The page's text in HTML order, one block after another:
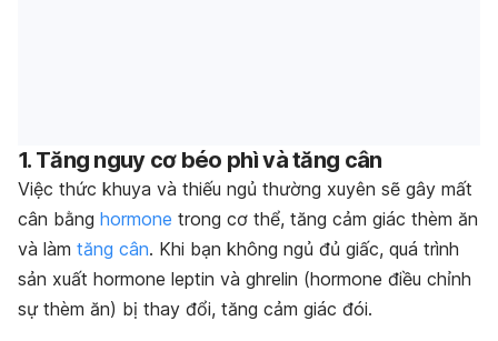
1. Tăng nguy cơ béo phì và tăng cân
Việc thức khuya và thiếu ngủ thường xuyên sẽ gây mất
cân bằng hormone trong cơ thể, tăng cảm giác thèm ăn
và làm tăng cân. Khi bạn không ngủ đủ giấc, quá trình
sản xuất hormone leptin và ghrelin (hormone điều chỉnh
sự thèm ăn) bị thay đổi, tăng cảm giác đói.